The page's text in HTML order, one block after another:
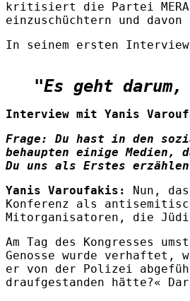
kritisiert die Partei
einzuschüchtern und
In seinem ersten
"Es geht
Interview mit Yanis
Frage: Du hast in den
behaupten einige
Du uns als Erstes
Yanis Varoufakis:
Nun,
Konferenz als
Mitorganisatoren, die
Am Tag des Kongresses
Genosse wurde
er von der Polizei
draufgestanden hätte?«